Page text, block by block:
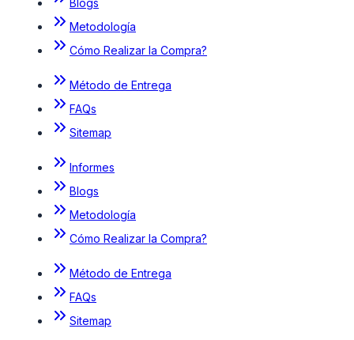
Blogs
Metodología
Cómo Realizar la Compra?
Método de Entrega
FAQs
Sitemap
Informes
Blogs
Metodología
Cómo Realizar la Compra?
Método de Entrega
FAQs
Sitemap